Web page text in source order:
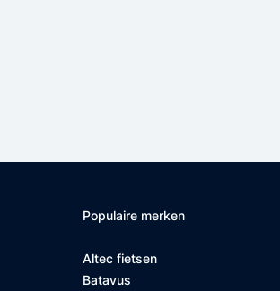
Populaire merken
Altec fietsen
Batavus